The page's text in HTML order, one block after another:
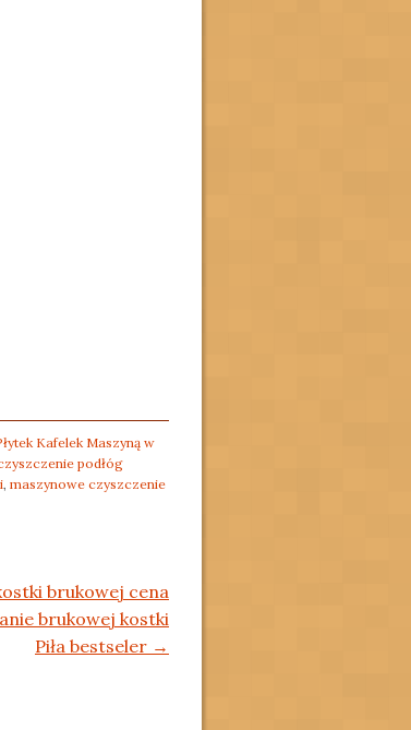
Kafelek Maszyną w
podłóg
maszynowe czyszczenie
brukowej cena
brukowej kostki
Piła bestseler →